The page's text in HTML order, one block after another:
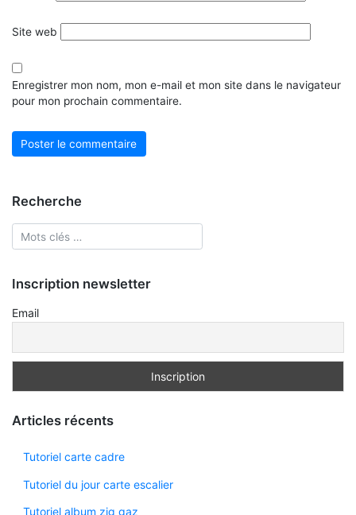
Site web
Enregistrer mon nom, mon e-mail et mon site dans le navigateur
pour mon prochain commentaire.
Recherche
Inscription newsletter
Email
Articles récents
Tutoriel carte cadre
Tutoriel du jour carte escalier
Tutoriel album zig gaz